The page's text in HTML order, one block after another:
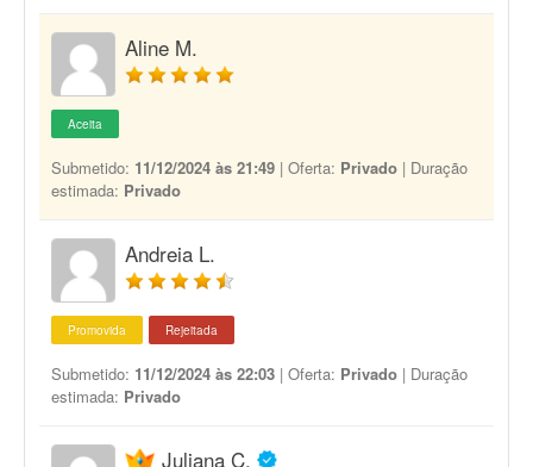
Aline M.
Aceita
Submetido: 11/12/2024 às 21:49 | Oferta: Privado | Duração
estimada: Privado
Andreia L.
Promovida Rejeitada
Submetido: 11/12/2024 às 22:03 | Oferta: Privado | Duração
estimada: Privado
Juliana C.